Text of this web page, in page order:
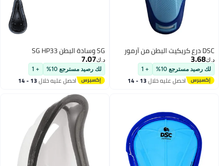
DSC درع كريكيت البطن من آرمور
د.ك‏3.68
لك رصيد مسترجع 10%
احصل عليه خلال 13 - 14
SG وسادة البطن SG HP33
د.ك‏7.07
لك رصيد مسترجع 10%
احصل عليه خلال 13 - 14